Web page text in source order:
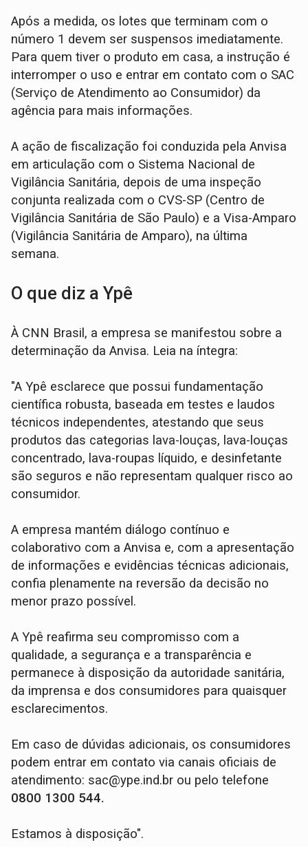
Após a medida, os lotes que terminam com o
número 1 devem ser suspensos imediatamente.
Para quem tiver o produto em casa, a instrução é
interromper o uso e entrar em contato com o SAC
(Serviço de Atendimento ao Consumidor) da
agência para mais informações.
A ação de fiscalização foi conduzida pela Anvisa
em articulação com o Sistema Nacional de
Vigilância Sanitária, depois de uma inspeção
conjunta realizada com o CVS-SP (Centro de
Vigilância Sanitária de São Paulo) e a Visa-Amparo
(Vigilância Sanitária de Amparo), na última
semana.
O que diz a Ypê
À CNN Brasil, a empresa se manifestou sobre a
determinação da Anvisa. Leia na íntegra:
"A Ypê esclarece que possui fundamentação
científica robusta, baseada em testes e laudos
técnicos independentes, atestando que seus
produtos das categorias lava-louças, lava-louças
concentrado, lava-roupas líquido, e desinfetante
são seguros e não representam qualquer risco ao
consumidor.
A empresa mantém diálogo contínuo e
colaborativo com a Anvisa e, com a apresentação
de informações e evidências técnicas adicionais,
confia plenamente na reversão da decisão no
menor prazo possível.
A Ypê reafirma seu compromisso com a
qualidade, a segurança e a transparência e
permanece à disposição da autoridade sanitária,
da imprensa e dos consumidores para quaisquer
esclarecimentos.
Em caso de dúvidas adicionais, os consumidores
podem entrar em contato via canais oficiais de
atendimento: sac@ype.ind.br ou pelo telefone
0800 1300 544.
Estamos à disposição".